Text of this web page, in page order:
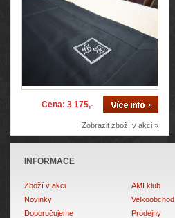
Cena: 3 175,-
Zobrazit zboží v akci »
INFORMACE
Zboží v akci
Novinky
Doporučujeme
AMI klub
Velkoobchod
Prodejny